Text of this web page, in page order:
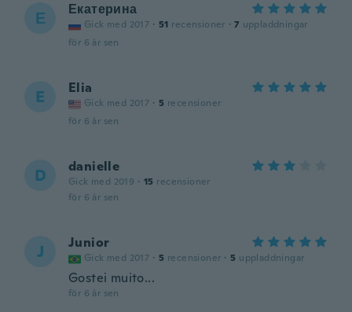
Е Екатерина
Gick med 2017 · 51 recensioner · 7 uppladdningar
för 6 år sen
E Elia
Gick med 2017 · 5 recensioner
för 6 år sen
D danielle
Gick med 2019 · 15 recensioner
för 6 år sen
J Junior
Gick med 2017 · 5 recensioner · 5 uppladdningar
Gostei muito...
för 6 år sen